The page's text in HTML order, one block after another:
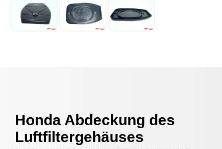
Honda Abdeckung des
Luftfiltergehäuses